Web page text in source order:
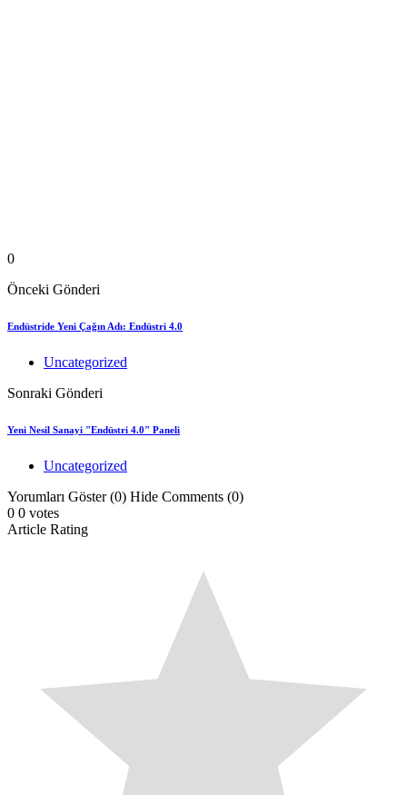
0
Önceki Gönderi
Endüstride Yeni Çağın Adı: Endüstri 4.0
Uncategorized
Sonraki Gönderi
Yeni Nesil Sanayi "Endüstri 4.0" Paneli
Uncategorized
Yorumları Göster (0) Hide Comments (0)
0 0 votes
Article Rating